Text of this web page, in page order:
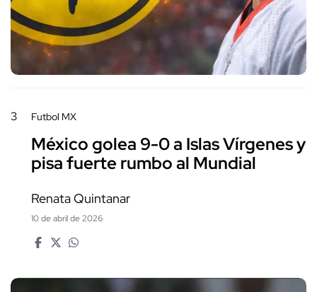
3 Futbol MX
México golea 9-0 a Islas Vírgenes y
pisa fuerte rumbo al Mundial
Renata Quintanar
10 de abril de 2026